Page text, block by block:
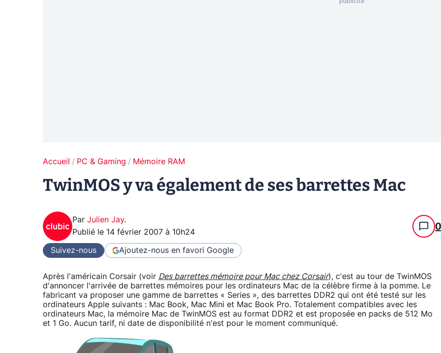
Accueil PC & Gaming Mémoire RAM
TwinMOS y va également de ses barrettes Mac
Par Julien Jay.
Publié le 14 février 2007 à 10h24 0
Suivez-nous Ajoutez-nous en favori Google
Après l'américain Corsair (voir Des barrettes mémoire pour Mac chez Corsair), c'est au tour de TwinMOS
d'annoncer l'arrivée de barrettes mémoires pour les ordinateurs Mac de la célèbre firme à la pomme. Le
fabricant va proposer une gamme de barrettes « Series », des barrettes DDR2 qui ont été testé sur les
ordinateurs Apple suivants : Mac Book, Mac Mini et Mac Book Pro. Totalement compatibles avec les
ordinateurs Mac, la mémoire Mac de TwinMOS est au format DDR2 et est proposée en packs de 512 Mo
et 1 Go. Aucun tarif, ni date de disponibilité n'est pour le moment communiqué.